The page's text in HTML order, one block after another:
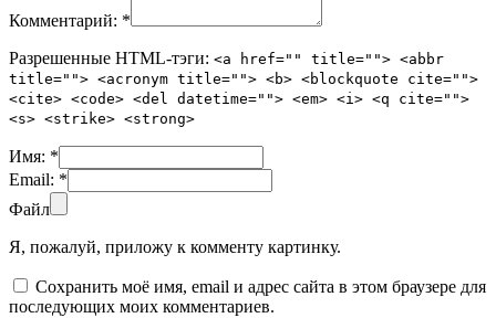
Комментарий: *
Разрешенные HTML-тэги: <a href="" title=""> <abbr
title=""> <acronym title=""> <b> <blockquote cite="">
<cite> <code> <del datetime=""> <em> <i> <q cite="">
<s> <strike> <strong>
Имя: *
Email: *
Файл
Я, пожалуй, приложу к комменту картинку.
Сохранить моё имя, email и адрес сайта в этом браузере для
последующих моих комментариев.